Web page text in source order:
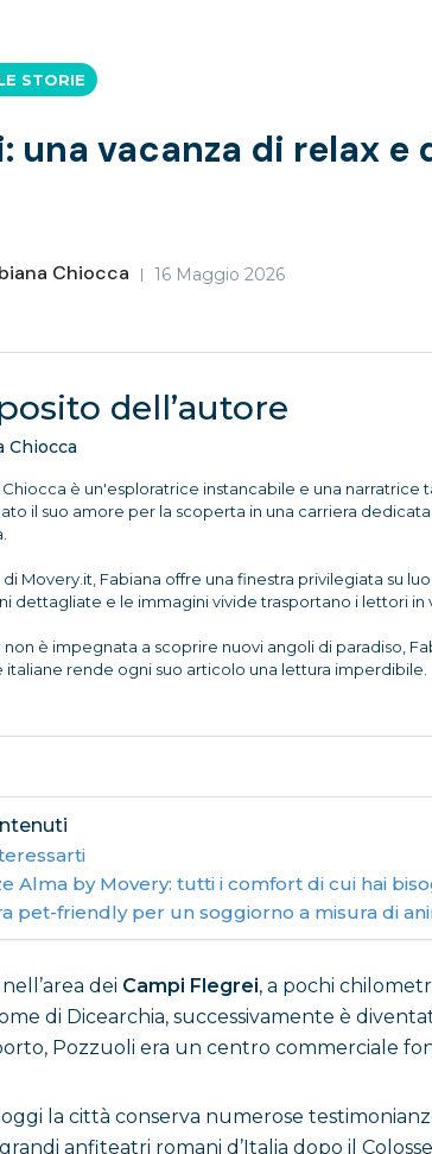
STORIE
una vacanza di relax
Chiocca 16 Maggio 2026
dell’autore
Chiocca
Chiocca è un'esploratrice instancabile e una narratrice
il suo amore per la scoperta in una carriera
di Movery.it, Fabiana offre una finestra privilegiata su
dettagliate e le immagini vivide trasportano i lettori
non è impegnata a scoprire nuovi angoli di paradiso,
italiane rende ogni suo articolo una lettura imperdibile.
Alma by Movery: tutti i comfort di cui hai
pet-friendly per un soggiorno a misura di
dei Campi Flegrei, a pochi
di Dicearchia, successivamente è
Pozzuoli era un centro commerciale
la città conserva numerose
anfiteatri romani d’Italia dopo il